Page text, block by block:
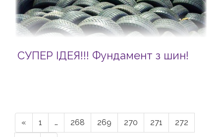
СУПЕР ІДЕЯ!!! Фундамент з шин!
« 1 … 268 269 270 271 272